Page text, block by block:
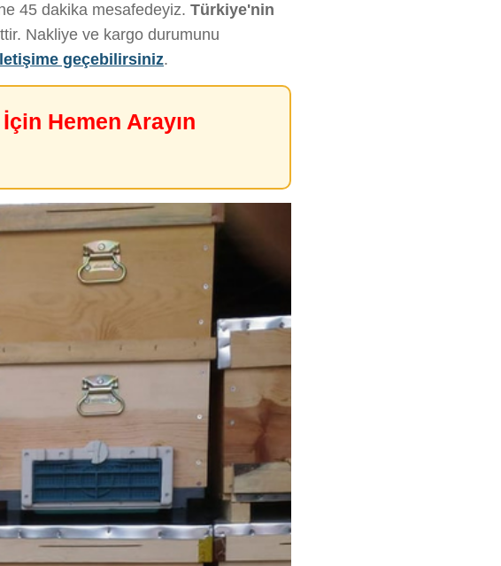
45 dakika mesafedeyiz. Türkiye'nin
Nakliye ve kargo durumunu
geçebilirsiniz.
Hemen Arayın